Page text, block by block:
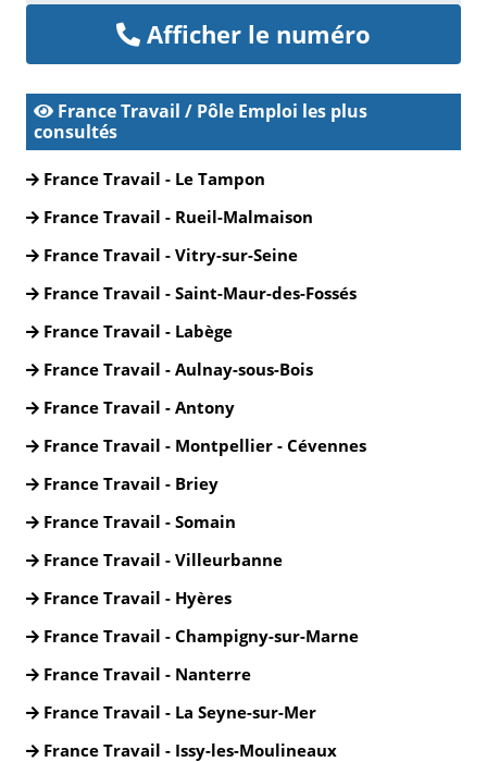
Afficher le numéro
France Travail / Pôle Emploi les plus
consultés
France Travail - Le Tampon
France Travail - Rueil-Malmaison
France Travail - Vitry-sur-Seine
France Travail - Saint-Maur-des-Fossés
France Travail - Labège
France Travail - Aulnay-sous-Bois
France Travail - Antony
France Travail - Montpellier - Cévennes
France Travail - Briey
France Travail - Somain
France Travail - Villeurbanne
France Travail - Hyères
France Travail - Champigny-sur-Marne
France Travail - Nanterre
France Travail - La Seyne-sur-Mer
France Travail - Issy-les-Moulineaux